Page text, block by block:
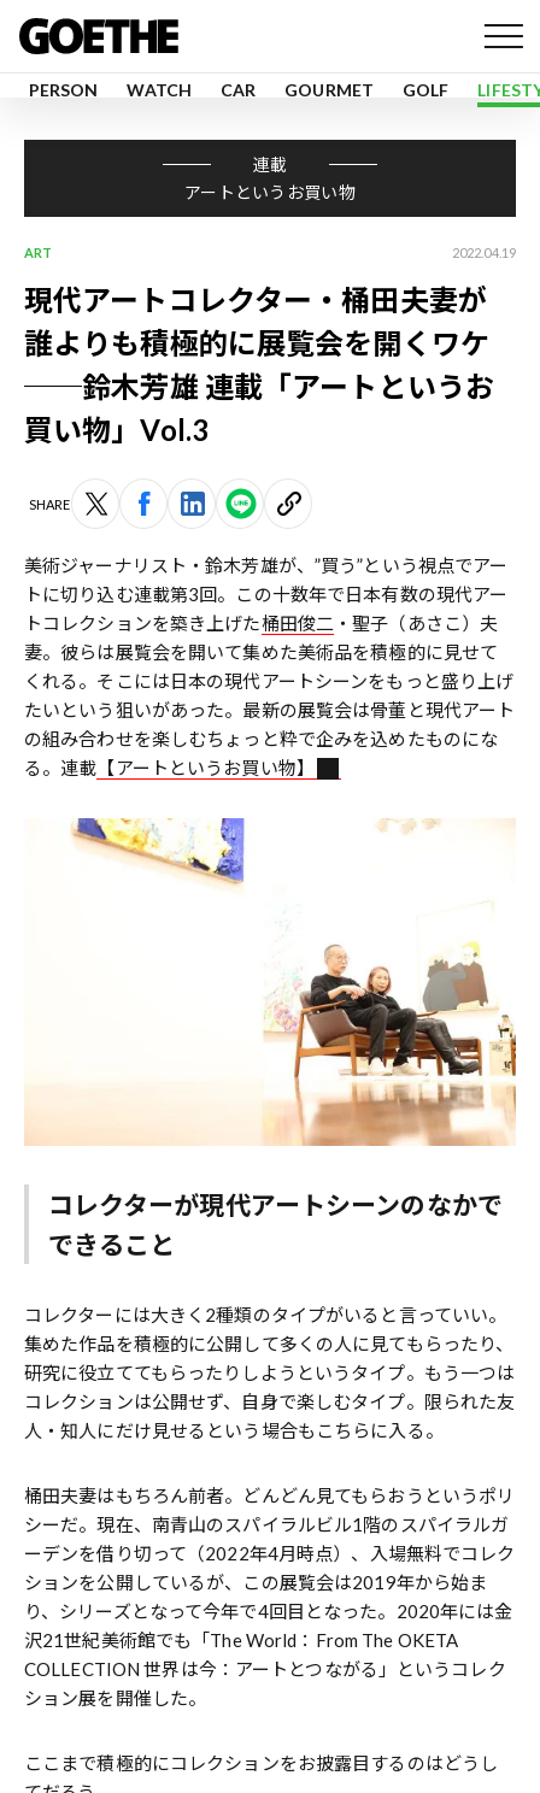
PERSON WATCH CAR GOURMET GOLF
連載
アートというお買い物
ART 2022.04.19
現代アートコレクター・桶田夫妻が
誰よりも積極的に展覧会を開くワケ
──鈴木芳雄 連載「アートというお
買い物」Vol.3
SHARE
美術ジャーナリスト・鈴木芳雄が、”買う”という視点でアー
トに切り込む連載第3回。この十数年で日本有数の現代アー
トコレクションを築き上げた桶田俊二 ・聖子（あさこ）夫
妻。彼らは展覧会を開いて集めた美術品を積極的に見せて
くれる。そこには日本の現代アートシーンをもっと盛り上げ
たいという狙いがあった。最新の展覧会は骨董と現代アート
の組み合わせを楽しむちょっと粋で企みを込めたものにな
る。連載 【アートというお買い物】
コレクターが現代アートシーンのなかで
できること
コレクターには大きく2種類のタイプがいると言っていい。
集めた作品を積極的に公開して多くの人に見てもらったり、
研究に役立ててもらったりしようというタイプ。もう一つは
コレクションは公開せず、自身で楽しむタイプ。限られた友
人・知人にだけ見せるという場合もこちらに入る。
桶田夫妻はもちろん前者。どんどん見てもらおうというポリ
シーだ。現在、南青山のスパイラルビル1階のスパイラルガ
ーデンを借り切って（2022年4月時点）、入場無料でコレク
ションを公開しているが、この展覧会は2019年から始ま
り、シリーズとなって今年で4回目となった。2020年には金
沢21世紀美術館でも「The World：From The OKETA
COLLECTION 世界は今：アートとつながる」というコレク
ション展を開催した。
ここまで積極的にコレクションをお披露目するのはどうし